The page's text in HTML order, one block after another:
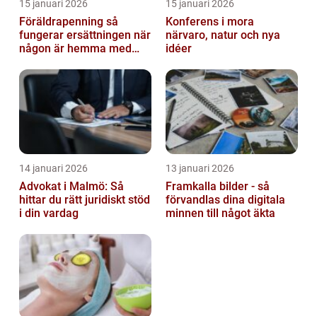
15 januari 2026
Föräldrapenning så
fungerar ersättningen när
någon är hemma med
15 januari 2026
Konferens i mora
närvaro, natur och nya
idéer
14 januari 2026
Advokat i Malmö: Så
hittar du rätt juridiskt stöd
i din vardag
13 januari 2026
Framkalla bilder - så
förvandlas dina digitala
minnen till något äkta